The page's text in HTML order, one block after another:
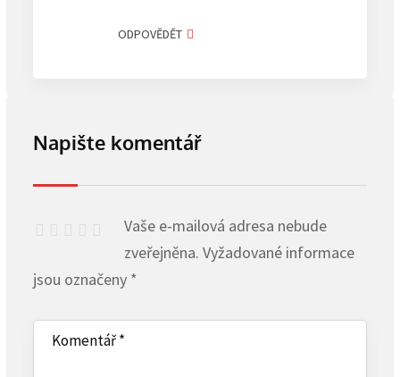
ODPOVĚDĚT
Napište komentář
Vaše e-mailová adresa nebude
zveřejněna. Vyžadované informace
jsou označeny *